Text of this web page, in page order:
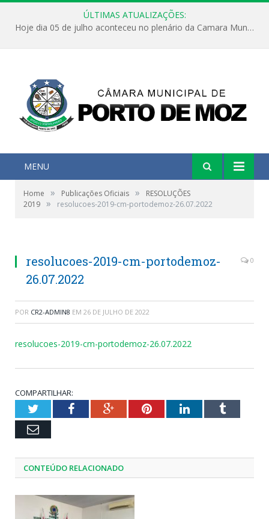
ÚLTIMAS ATUALIZAÇÕES:
Hoje dia 05 de julho aconteceu no plenário da Camara Municipal de Porto de Moz a Sessão Solene de Abertura dos Trabalhos Legislativos 2º Período da 23ª Legislatura
MENU
Home » Publicações Oficiais »
RESOLUÇÕES
2019 » resolucoes-2019-cm-portodemoz-26.07.2022
resolucoes-2019-cm-portodemoz-
26.07.2022
0
POR CR2-ADMIN8 EM 26 DE JULHO DE 2022
resolucoes-2019-cm-portodemoz-26.07.2022
COMPARTILHAR:
TwitterFacebookGoogle+PinterestLinkedInTumblr
Email
CONTEÚDO RELACIONADO